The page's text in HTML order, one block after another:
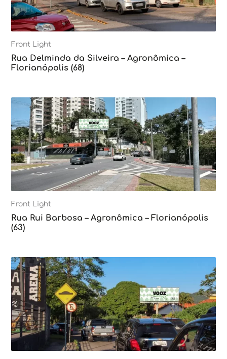
Front Light
Rua Delminda da Silveira – Agronômica –
Florianópolis (68)
Front Light
Rua Rui Barbosa – Agronômica – Florianópolis
(63)